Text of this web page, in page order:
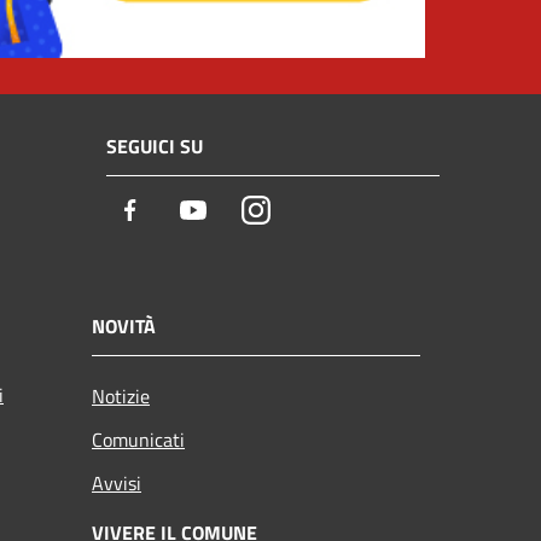
SEGUICI SU
Facebook YoutubeInstagram
NOVITÀ
Notizie
Comunicati
Avvisi
VIVERE IL COMUNE